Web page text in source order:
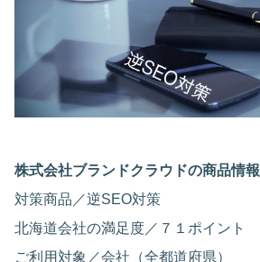
株式会社ブランドクラウドの商品情報
対策商品／逆SEO対策
北海道会社の満足度／７１ポイント
ご利用対象／会社（全都道府県）